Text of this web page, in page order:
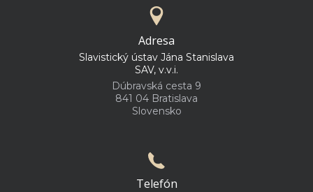
Adresa
Slavistický ústav Jána Stanislava
SAV, v.v.i.
Dúbravská cesta 9
841 04 Bratislava
Slovensko
Telefón